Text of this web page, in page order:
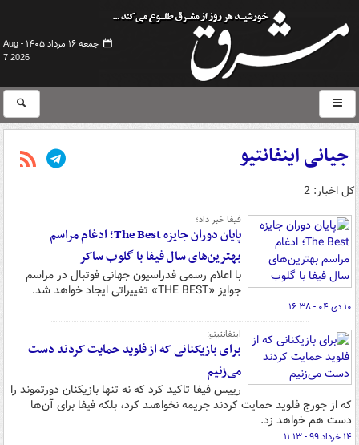
جمعه ۱۶ مرداد ۱۴۰۵ -
Aug
7 2026
جیانی اینفانتیو
کل اخبار: 2
فیفا خبر داد؛
پایان دوران جایزه The Best؛ ادغام مراسم
بهترین‌های سال فیفا با گلوب ساکر
با اعلام رسمی فدراسیون جهانی فوتبال در مراسم
جوایز «THE BEST» تغییراتی ایجاد خواهد شد.
۱۰ دی ۰۴ - ۱۶:۳۸
اینفانتینو:
برای بازیکنانی که از فلوید حمایت کردند دست
می‌زنیم
رییس فیفا تاکید کرد که نه تنها بازیکنان دورتموند را
که از جورج فلوید حمایت کردند جریمه نخواهند کرد، بلکه فیفا برای آن‌ها
دست هم خواهد زد.
۱۴ خرداد ۹۹ - ۱۱:۱۳